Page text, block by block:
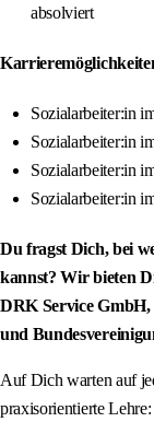
absolviert
Sozialarbeiter:in
Sozialarbeiter:in
Sozialarbeiter:in
Sozialarbeiter:in
Du fragst Dich, bei
kannst? Wir bieten
DRK Service GmbH,
und
Auf Dich warten auf
praxisorientierte